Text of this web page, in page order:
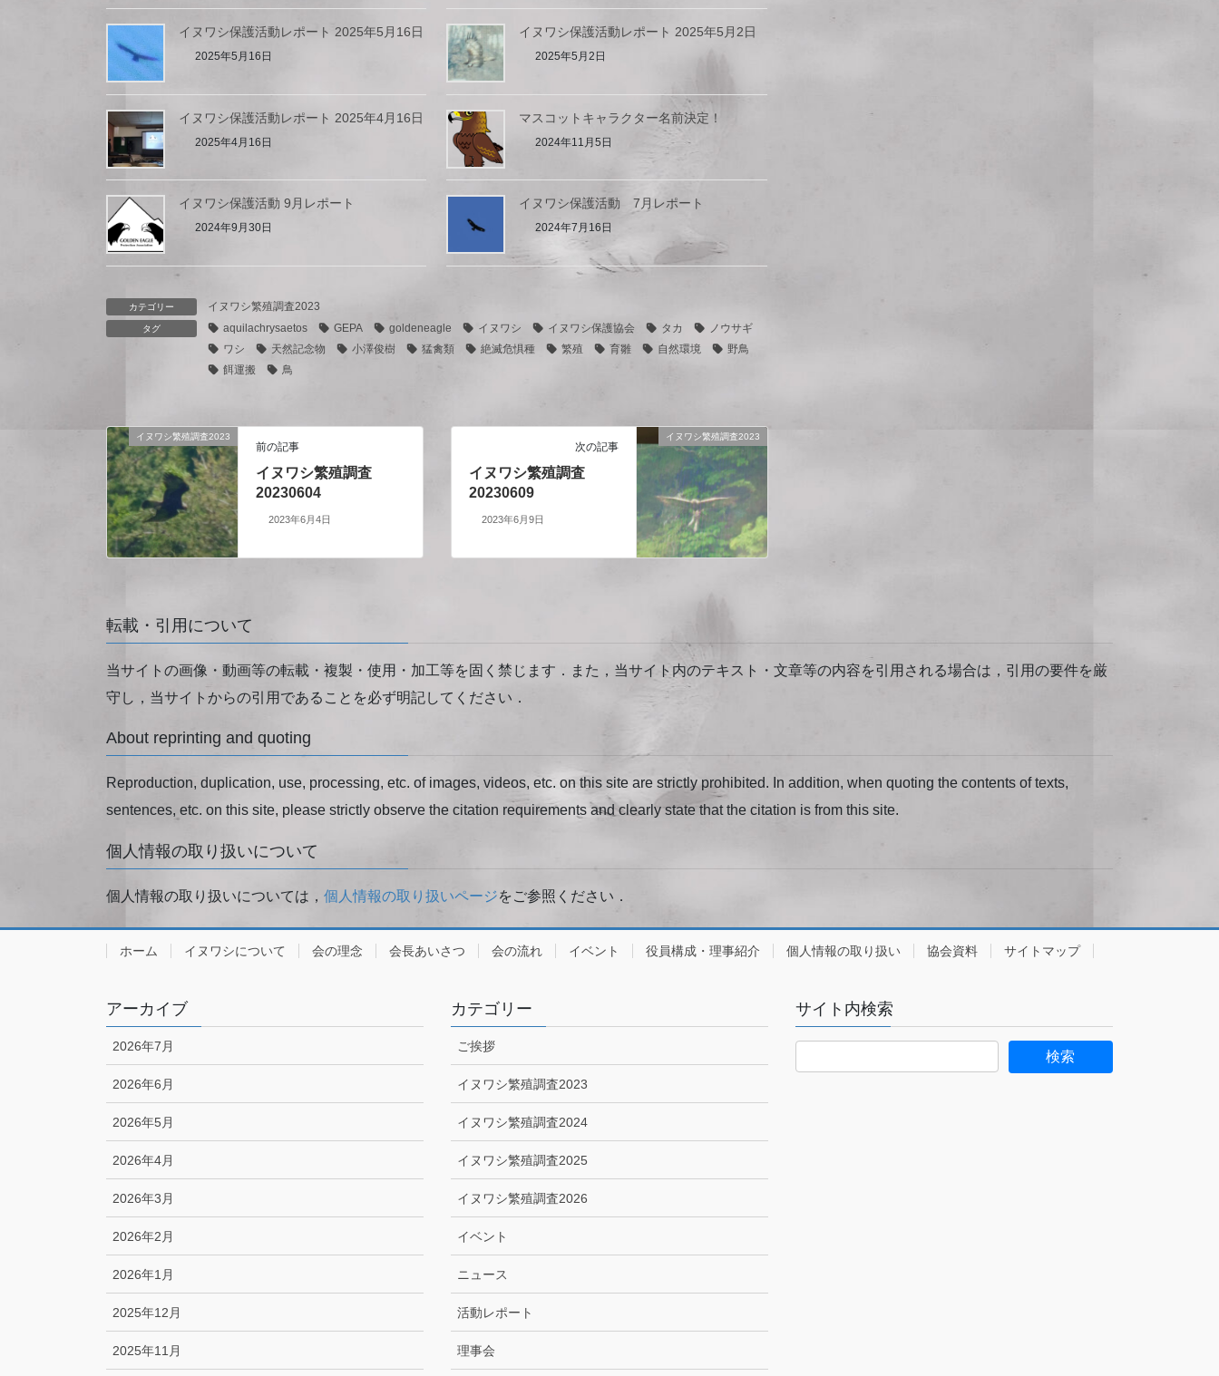
イヌワシ保護活動レポート 2025年5月16日
2025年5月16日
イヌワシ保護活動レポート 2025年5月2日
2025年5月2日
イヌワシ保護活動レポート 2025年4月16日
2025年4月16日
マスコットキャラクター名前決定！
2024年11月5日
イヌワシ保護活動 9月レポート
2024年9月30日
イヌワシ保護活動 7月レポート
2024年7月16日
カテゴリー イヌワシ繁殖調査2023
タグ aquilachrysaetos GEPA goldeneagle イヌワシ イヌワシ保護協会 タカ
ノウサギ
ワシ
天然記念物 小澤俊樹 猛禽類 絶滅危惧種 繁殖 育雛 自然環境
野鳥
餌運搬
鳥
イヌワシ繁殖調査2023
前の記事
イヌワシ繁殖調査
20230604
2023年6月4日
イヌワシ繁殖調査2023
次の記事
イヌワシ繁殖調査
20230609
2023年6月9日
転載・引用について
当サイトの画像・動画等の転載・複製・使用・加工等を固く禁じます．また，当サイト内のテキスト・文章等の内容を引用される場合は，引用の要件を厳
守し，当サイトからの引用であることを必ず明記してください．
About reprinting and quoting
Reproduction, duplication, use, processing, etc. of images, videos, etc. on this site are strictly prohibited. In addition, when quoting the contents of texts,
sentences, etc. on this site, please strictly observe the citation requirements and clearly state that the citation is from this site.
個人情報の取り扱いについて
個人情報の取り扱いについては， 個人情報の取り扱いページをご参照ください．
ホーム イヌワシについて 会の理念 会長あいさつ 会の流れ イベント 役員構成・理事紹介 個人情報の取り扱い 協会資料 サイトマップ
アーカイブ
2026年7月
2026年6月
2026年5月
2026年4月
2026年3月
2026年2月
2026年1月
2025年12月
2025年11月
カテゴリー
ご挨拶
イヌワシ繁殖調査2023
イヌワシ繁殖調査2024
イヌワシ繁殖調査2025
イヌワシ繁殖調査2026
イベント
ニュース
活動レポート
理事会
サイト内検索